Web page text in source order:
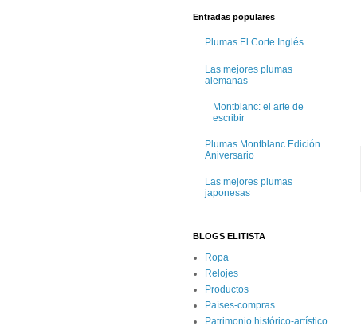
Entradas populares
Plumas El Corte Inglés
Las mejores plumas
alemanas
Montblanc: el arte de
escribir
Plumas Montblanc Edición
Aniversario
Las mejores plumas
japonesas
BLOGS ELITISTA
Ropa
Relojes
Productos
Países-compras
Patrimonio histórico-artístico